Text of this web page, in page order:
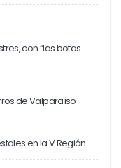
con “las botas
de Valparaíso
en la V Región